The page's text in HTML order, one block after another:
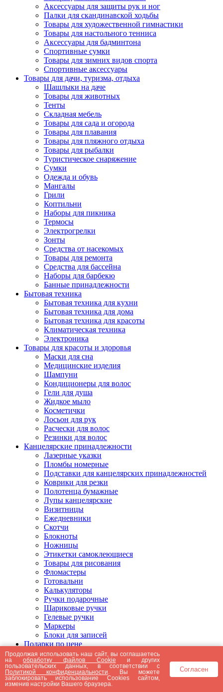
Аксессуары для защиты рук и ног
Палки для скандинавской ходьбы
Товары для художественной гимнастики
Товары для настольного тенниса
Аксессуары для бадминтона
Спортивные сумки
Товары для зимних видов спорта
Спортивные аксессуары
Товары для дачи, туризма, отдыха
Шашлыки на даче
Товары для животных
Тенты
Складная мебель
Товары для сада и огорода
Товары для плавания
Товары для пляжного отдыха
Товары для рыбалки
Туристическое снаряжение
Сумки
Одежда и обувь
Мангалы
Грили
Коптильни
Наборы для пикника
Термосы
Электрогрелки
Зонты
Средства от насекомых
Товары для ремонта
Средства для бассейна
Наборы для барбекю
Банные принадлежности
Бытовая техника
Бытовая техника для кухни
Бытовая техника для дома
Бытовая техника для красоты
Климатическая техника
Электроника
Товары для красоты и здоровья
Маски для сна
Медицинские изделия
Шампуни
Кондиционеры для волос
Гели для душа
Жидкое мыло
Косметички
Лосьон для рук
Расчески для волос
Резинки для волос
Канцелярские принадлежности
Лазерные указки
Пломбы номерные
Подставки для канцелярских принадлежностей
Коврики для резки
Полотенца бумажные
Лупы канцелярские
Визитницы
Ежедневники
Скотчи
Блокноты
Ножницы
Этикетки самоклеющиеся
Товары для рисования
Фломастеры
Готовальни
Калькуляторы
Ручки подарочные
Шариковые ручки
Гелевые ручки
Маркеры
Блоки для записей
Подарки по цене
Подарки от 5000 рублей
Подарки до 5000 рублей
Подарки до 3000 рублей
Подарки до 2000 рублей
Подарки до 1000 рублей
Продолжая использовать наш сайт, вы соглашаетесь
наобработку файлов Cookie и других
пользовательских данных, в соответствии с
Политикой конфиденциальности . Вы можете
заблокировать использование Cookies сайтом,
изменив настройки Вашего браузера.
Согласен